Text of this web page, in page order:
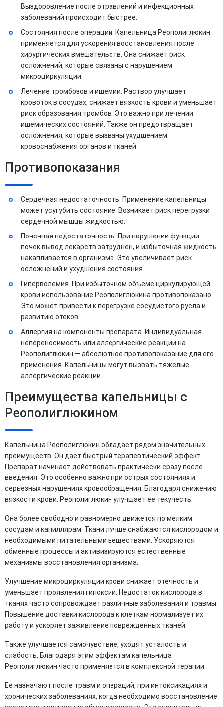
Выздоровление после отравлений и инфекционных
заболеваний происходит быстрее.
Состояния после операций. Капельница Реополиглюкин
применяется для ускорения восстановления после
хирургических вмешательств. Она снижает риск
осложнений, которые связаны с нарушением
микроциркуляции.
Лечение тромбозов и ишемии. Раствор улучшает
кровоток в сосудах, снижает вязкость крови и уменьшает
риск образования тромбов. Это важно при лечении
ишемических состояний. Также он предотвращает
осложнения, которые вызваны ухудшением
кровоснабжения органов и тканей.
Противопоказания
Сердечная недостаточность. Применение капельницы
может усугубить состояние. Возникает риск перегрузки
сердечной мышцы жидкостью.
Почечная недостаточность. При нарушении функции
почек вывод лекарств затруднен, и избыточная жидкость
накапливается в организме. Это увеличивает риск
осложнений и ухудшения состояния.
Гиперволемия. При избыточном объеме циркулирующей
крови использование Реополиглюкина противопоказано.
Это может привести к перегрузке сосудистого русла и
развитию отеков.
Аллергия на компоненты препарата. Индивидуальная
непереносимость или аллергические реакции на
Реополиглюкин — абсолютное противопоказание для его
применения. Капельницы могут вызвать тяжелые
аллергические реакции.
Преимущества капельницы с
Реополиглюкином
Капельница Реополиглюкин обладает рядом значительных
преимуществ. Он дает быстрый терапевтический эффект.
Препарат начинает действовать практически сразу после
введения. Это особенно важно при острых состояниях и
серьезных нарушениях кровообращения. Благодаря снижению
вязкости крови, Реополиглюкин улучшает ее текучесть.
Она более свободно и равномерно движется по мелким
сосудам и капиллярам. Ткани лучше снабжаются кислородом и
необходимыми питательными веществами. Ускоряются
обменные процессы и активизируются естественные
механизмы восстановления организма.
Улучшение микроциркуляции крови снижает отечность и
уменьшает проявления гипоксии. Недостаток кислорода в
тканях часто сопровождает различные заболевания и травмы.
Повышение доставки кислорода к клеткам нормализует их
работу и ускоряет заживление поврежденных тканей.
Также улучшается самочувствие, уходят усталость и
слабость. Благодаря этим эффектам капельница
Реополиглюкин часто применяется в комплексной терапии.
Ее назначают после травм и операций, при интоксикациях и
хронических заболеваниях, когда необходимо восстановление